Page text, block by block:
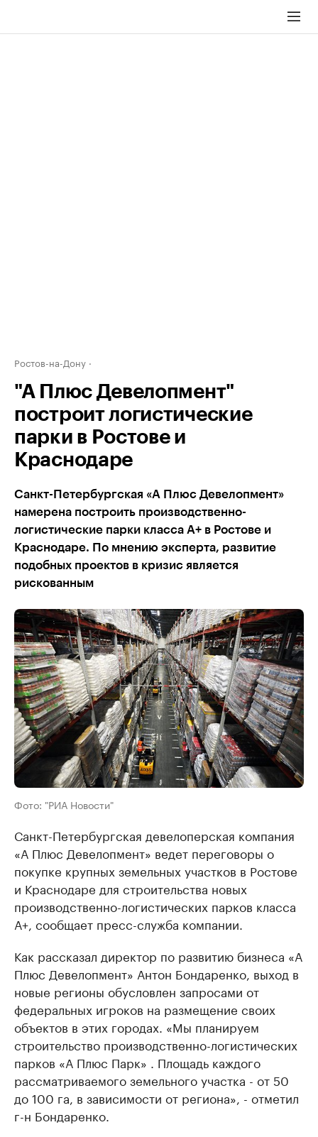
Ростов-на-Дону
"А Плюс Девелопмент"
построит логистические
парки в Ростове и
Краснодаре
Санкт-Петербургская «А Плюс Девелопмент»
намерена построить производственно-
логистические парки класса А+ в Ростове и
Краснодаре. По мнению эксперта, развитие
подобных проектов в кризис является
рискованным
Фото: "РИА Новости"
Санкт-Петербургская девелоперская компания
«А Плюс Девелопмент» ведет переговоры о
покупке крупных земельных участков в Ростове
и Краснодаре для строительства новых
производственно-логистических парков класса
А+, сообщает пресс-служба компании.
Как рассказал директор по развитию бизнеса «А
Плюс Девелопмент» Антон Бондаренко, выход в
новые регионы обусловлен запросами от
федеральных игроков на размещение своих
объектов в этих городах. «Мы планируем
строительство производственно-логистических
парков «А Плюс Парк» . Площадь каждого
рассматриваемого земельного участка - от 50
до 100 га, в зависимости от региона», - отметил
г-н Бондаренко.